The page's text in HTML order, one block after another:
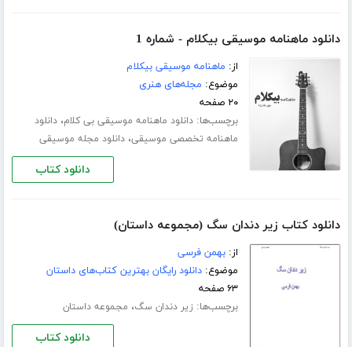
دانلود ماهنامه موسیقی بیکلام - شماره 1
از: ماهنامه موسیقی بیکلام
موضوع: مجله‌های هنری
۲۰ صفحه
برچسب‌ها:دانلود ماهنامه موسیقی بی کلام،دانلود
ماهنامه تخصصی موسیقی،دانلود مجله موسیقی
دانلود کتاب
دانلود کتاب زیر دندان سگ (مجموعه داستان)
از:بهمن فرسی
موضوع:دانلود رایگان بهترین کتاب‌های داستان
۶۳ صفحه
برچسب‌ها: زیر دندان سگ، مجموعه داستان
دانلود کتاب